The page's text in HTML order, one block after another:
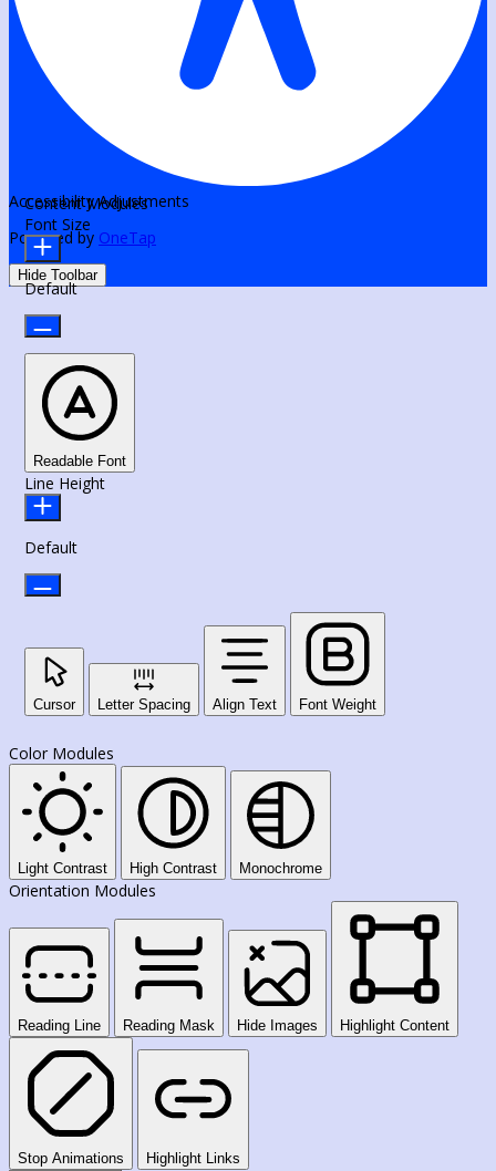
Accessibility Adjustments
Powered by OneTap
Hide Toolbar
Content Modules
Font Size
Default
Readable Font
Line Height
Default
Cursor Letter Spacing Align Text Font Weight
Color Modules
Light Contrast High Contrast Monochrome
Orientation Modules
Reading Line Reading Mask Hide Images Highlight Content
Stop Animations
Highlight Links